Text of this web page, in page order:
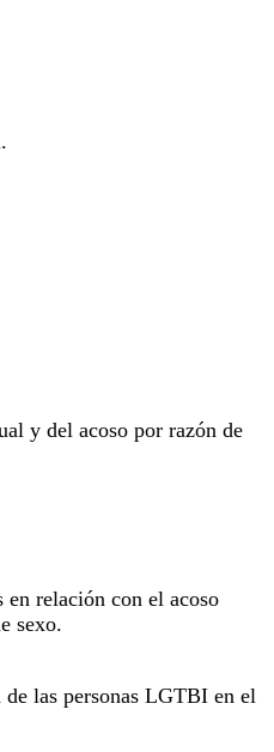
y del acoso por razón de
en relación con el acoso
sexo.
las personas LGTBI en el